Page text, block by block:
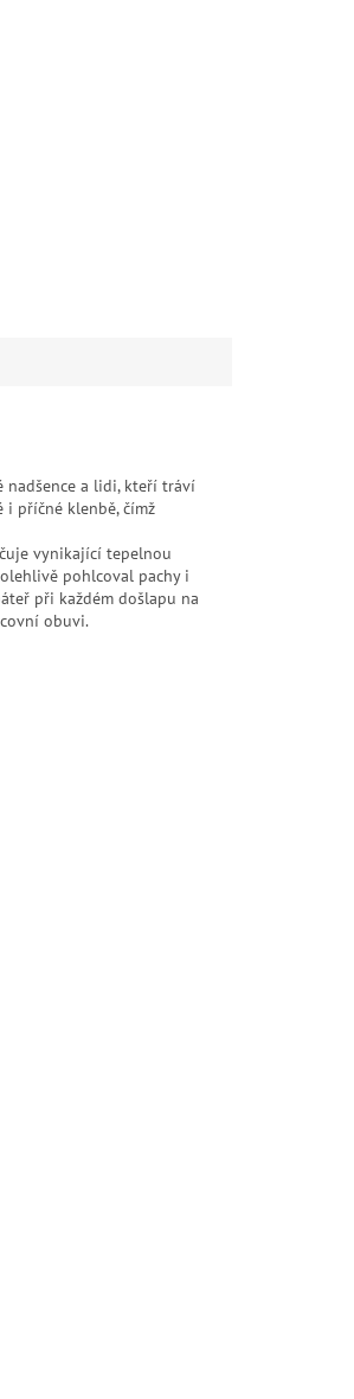
nadšence a lidi, kteří tráví
příčné klenbě, čímž
vynikající tepelnou
pohlcoval pachy i
při každém došlapu na
obuvi.